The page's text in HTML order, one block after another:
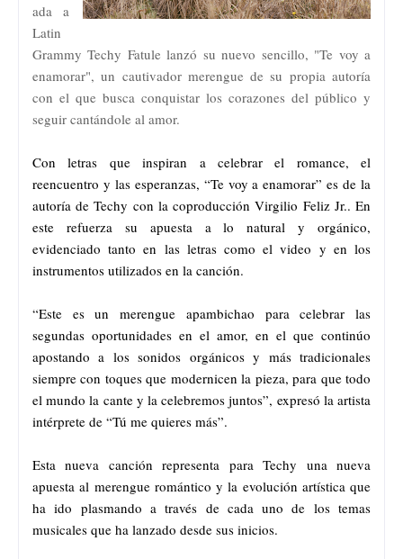
ada a
Latin
Grammy Techy Fatule lanzó su nuevo sencillo, "Te voy a
enamorar", un cautivador merengue de su propia autoría
con el que busca conquistar los corazones del público y
seguir cantándole al amor.
Con letras que inspiran a celebrar el romance, el
reencuentro y las esperanzas, “Te voy a enamorar” es de la
autoría de Techy con la coproducción Virgilio Feliz Jr.. En
este refuerza su apuesta a lo natural y orgánico,
evidenciado tanto en las letras como el video y en los
instrumentos utilizados en la canción.
“Este es un merengue apambichao para celebrar las
segundas oportunidades en el amor, en el que continúo
apostando a los sonidos orgánicos y más tradicionales
siempre con toques que modernicen la pieza, para que todo
el mundo la cante y la celebremos juntos”, expresó la artista
intérprete de “Tú me quieres más”.
Esta nueva canción representa para Techy una nueva
apuesta al merengue romántico y la evolución artística que
ha ido plasmando a través de cada uno de los temas
musicales que ha lanzado desde sus inicios.